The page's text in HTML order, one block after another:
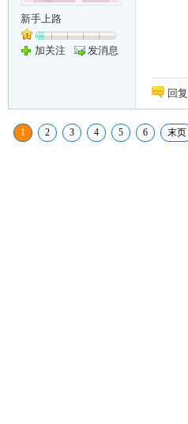
新手上路
加关注 发消息
回复
1 2 3 4 5 6 末页